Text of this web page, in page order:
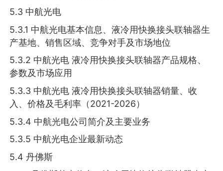
5.3 中航光电
5.3.1 中航光电基本信息、液冷用快换接头联轴器生
产基地、销售区域、竞争对手及市场地位
5.3.2 中航光电 液冷用快换接头联轴器产品规格、
参数及市场应用
5.3.3 中航光电 液冷用快换接头联轴器销量、收
入、价格及毛利率（2021-2026）
5.3.4 中航光电公司简介及主要业务
5.3.5 中航光电企业最新动态
5.4 丹佛斯